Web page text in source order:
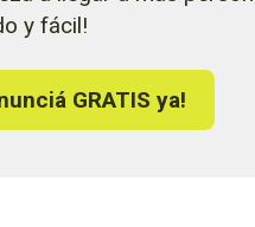
y fácil!
GRATIS ya!